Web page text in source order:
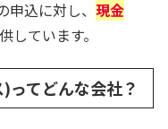
込に対し、 現金
しています。
ってどんな会社？